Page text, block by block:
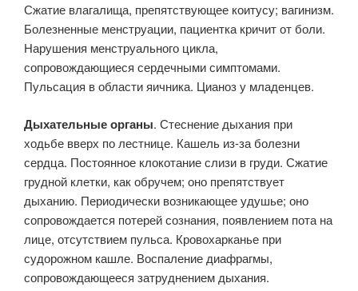
Сжатие влагалища, препятствующее коитусу; вагинизм.
Болезненные менструации, пациентка кричит от боли.
Нарушения менструального цикла,
сопровождающиеся сердечными симптомами.
Пульсация в области яичника. Цианоз у младенцев.
Дыхательные органы. Стеснение дыхания при
ходьбе вверх по лестнице. Кашель из-за болезни
сердца. Постоянное клокотание слизи в груди. Сжатие
грудной клетки, как обручем; оно препятствует
дыханию. Периодически возникающее удушье; оно
сопровождается потерей сознания, появлением пота на
лице, отсутствием пульса. Кровохарканье при
судорожном кашле. Воспаление диафрагмы,
сопровождающееся затруднением дыхания.